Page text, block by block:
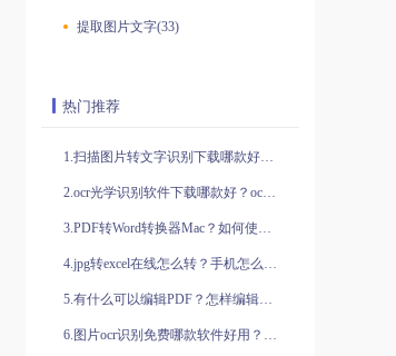
提取图片文字(33)
热门推荐
1.扫描图片转文字识别下载哪款好用？OCR识别原理是什么？
2.ocr光学识别软件下载哪款好？ocr光学识别软件有哪些特色功能？
3.PDF转Word转换器Mac？如何使用PDF转Word转换器Mac？
4.jpg转excel在线怎么转？手机怎么扫描识别文字？
5.有什么可以编辑PDF？怎样编辑PDF？
6.图片ocr识别免费哪款软件好用？具体如何操作？